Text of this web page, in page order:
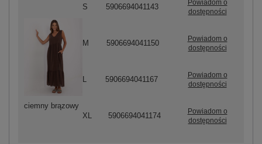
ciemny brązowy
S 5906694041143
Powiadom o
dostępności
M 5906694041150
Powiadom o
dostępności
5906694041167
Powiadom o
dostępności
XL 5906694041174
Powiadom o
dostępności